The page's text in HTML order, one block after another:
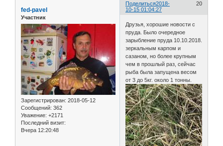
Поделиться 20
2018-
10-15 01:04:27
fed-pavel
Участник
Зарегистрирован: 2018-05-12
Сообщений: 362
Уважение: +2171
Последний визит:
Вчера 12:20:48
Друзья, хорошие новости с
пруда. Было очередное
зарыбление пруда 10.10.2018.
зеркальным карпом и
сазаном, но более крупным
чем в прошлый раз, сейчас
рыба была запущена весом
от 3 до 5кг. около 1 тонны.